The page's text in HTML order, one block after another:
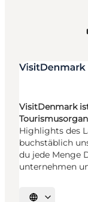
VisitDenmark
Highlights des
buchstäblich
du jede Menge
unternehmen